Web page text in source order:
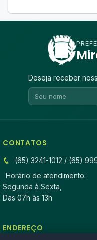
Deseja receber
CONTATOS
(65) 3241-1012 / (65)
Horário de atendimento:
Segunda à Sexta,
Das 07h às 13h
ENDEREÇO